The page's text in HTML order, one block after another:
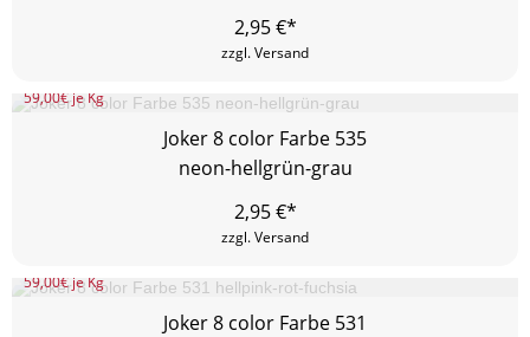
zzgl. Versand
2,95€*
59,00€ je Kg
Joker 8 color Farbe 535
neon-hellgrün-grau
zzgl. Versand
2,95€*
59,00€ je Kg
Joker 8 color Farbe 531